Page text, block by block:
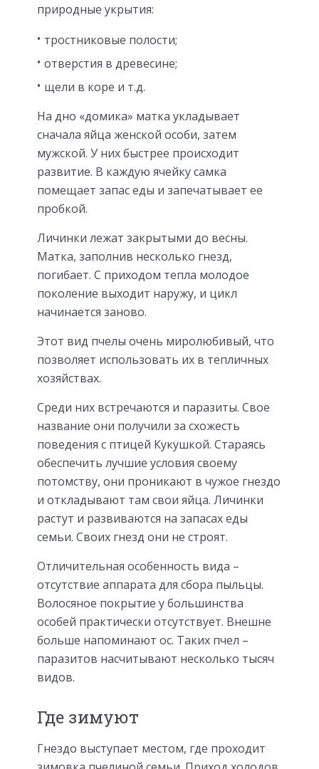
природные укрытия:
тростниковые полости;
отверстия в древесине;
щели в коре и т.д.
На дно «домика» матка укладывает
сначала яйца женской особи, затем
мужской. У них быстрее происходит
развитие. В каждую ячейку самка
помещает запас еды и запечатывает ее
пробкой.
Личинки лежат закрытыми до весны.
Матка, заполнив несколько гнезд,
погибает. С приходом тепла молодое
поколение выходит наружу, и цикл
начинается заново.
Этот вид пчелы очень миролюбивый, что
позволяет использовать их в тепличных
хозяйствах.
Среди них встречаются и паразиты. Свое
название они получили за схожесть
поведения с птицей Кукушкой. Стараясь
обеспечить лучшие условия своему
потомству, они проникают в чужое гнездо
и откладывают там свои яйца. Личинки
растут и развиваются на запасах еды
семьи. Своих гнезд они не строят.
Отличительная особенность вида –
отсутствие аппарата для сбора пыльцы.
Волосяное покрытие у большинства
особей практически отсутствует. Внешне
больше напоминают ос. Таких пчел –
паразитов насчитывают несколько тысяч
видов.
Где зимуют
Гнездо выступает местом, где проходит